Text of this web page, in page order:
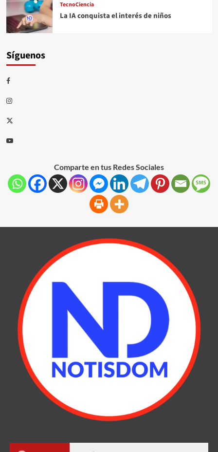
TecnoCiencia
La IA conquista el interés de niños
Síguenos
Comparte en tus Redes Sociales